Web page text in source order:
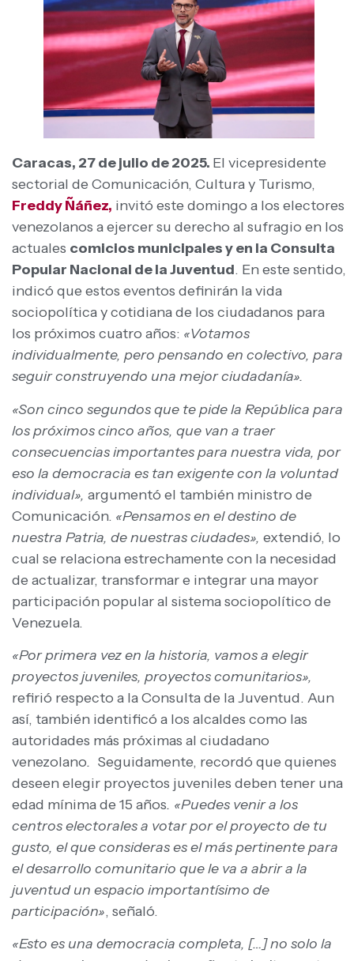
Caracas, 27 de julio de 2025. El vicepresidente
sectorial de Comunicación, Cultura y Turismo,
Freddy Ñáñez, invitó este domingo a los electores
venezolanos a ejercer su derecho al sufragio en los
actuales comicios municipales y en la Consulta
Popular Nacional de la Juventud. En este sentido,
indicó que estos eventos definirán la vida
sociopolítica y cotidiana de los ciudadanos para
los próximos cuatro años: «Votamos
individualmente, pero pensando en colectivo, para
seguir construyendo una mejor ciudadanía».
«Son cinco segundos que te pide la República para
los próximos cinco años, que van a traer
consecuencias importantes para nuestra vida, por
eso la democracia es tan exigente con la voluntad
individual», argumentó el también ministro de
Comunicación. «Pensamos en el destino de
nuestra Patria, de nuestras ciudades», extendió, lo
cual se relaciona estrechamente con la necesidad
de actualizar, transformar e integrar una mayor
participación popular al sistema sociopolítico de
Venezuela.
«Por primera vez en la historia, vamos a elegir
proyectos juveniles, proyectos comunitarios»,
refirió respecto a la Consulta de la Juventud. Aun
así, también identificó a los alcaldes como las
autoridades más próximas al ciudadano
venezolano. Seguidamente, recordó que quienes
deseen elegir proyectos juveniles deben tener una
edad mínima de 15 años. «Puedes venir a los
centros electorales a votar por el proyecto de tu
gusto, el que consideras es el más pertinente para
el desarrollo comunitario que le va a abrir a la
juventud un espacio importantísimo de
participación», señaló.
«Esto es una democracia completa, […] no solo la